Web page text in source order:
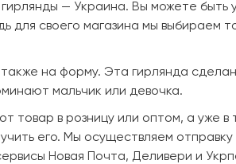
гирлянды — Украина. Вы можете быть
для своего магазина мы выбираем
на форму. Эта гирлянда
мальчик или девочка.
товар в розницу или оптом, а уже в
его. Мы осуществляем отправку
Новая Почта, Деливери и